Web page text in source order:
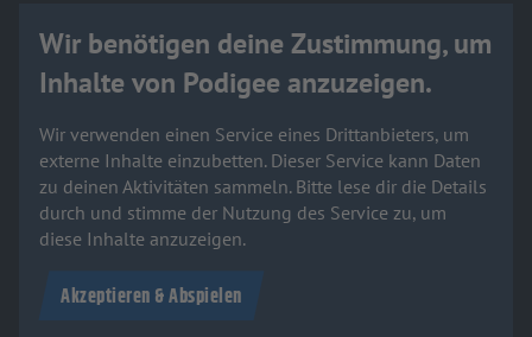
Wir benötigen deine Zustimmung, um
Inhalte von Podigee anzuzeigen.
Wir verwenden einen Service eines Drittanbieters, um
externe Inhalte einzubetten. Dieser Service kann Daten
zu deinen Aktivitäten sammeln. Bitte lese dir die Details
durch und stimme der Nutzung des Service zu, um
diese Inhalte anzuzeigen.
Akzeptieren & Abspielen